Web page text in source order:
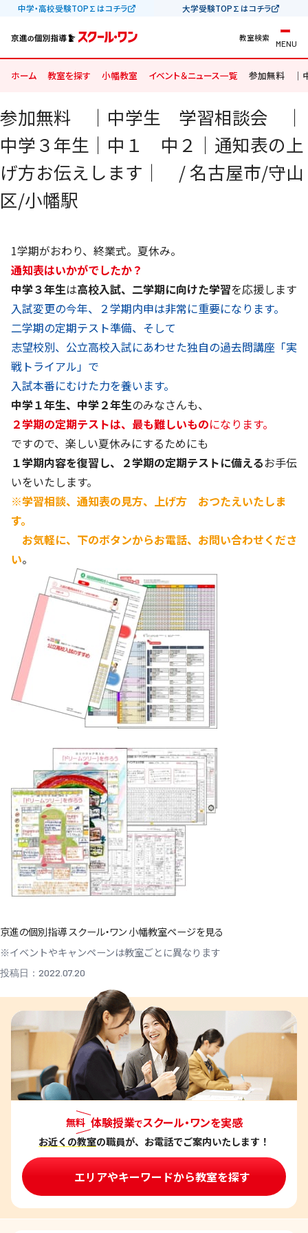
中学・高校受験TOP∑はコチラ 大学受験TOP∑はコチラ
教室検索
MENU
ホーム 教室を探す 小幡教室 イベント＆ニュース一覧 参加無料 ｜
参加無料 ｜中学生 学習相談会 ｜
中学３年生｜中１ 中２｜通知表の上
げ方お伝えします｜ / 名古屋市/守山
区/小幡駅
1学期がおわり、終業式。夏休み。
通知表はいかがでしたか？
中学３年生は高校入試、二学期に向けた学習を応援します
入試変更の今年、２学期内申は非常に重要になります。
二学期の定期テスト準備、そして
志望校別、公立高校入試にあわせた独自の過去問講座「実
戦トライアル」で
入試本番にむけた力を養います。
中学１年生、中学２年生のみなさんも、
２学期の定期テストは、最も難しいものになります。
ですので、楽しい夏休みにするためにも
１学期内容を復習し、２学期の定期テストに備えるお手伝
いをいたします。
※学習相談、通知表の見方、上げ方 おつたえいたしま
す。
お気軽に、下のボタンからお電話、お問い合わせくださ
い。
京進の個別指導 スクール・ワン 小幡教室ページを見る
※イベントやキャンペーンは教室ごとに異なります
投稿日：2022.07.20
無料 体験授業でスクール・ワンを実感
お近くの教室の職員が、お電話でご案内いたします！
エリアやキーワードから教室を探す